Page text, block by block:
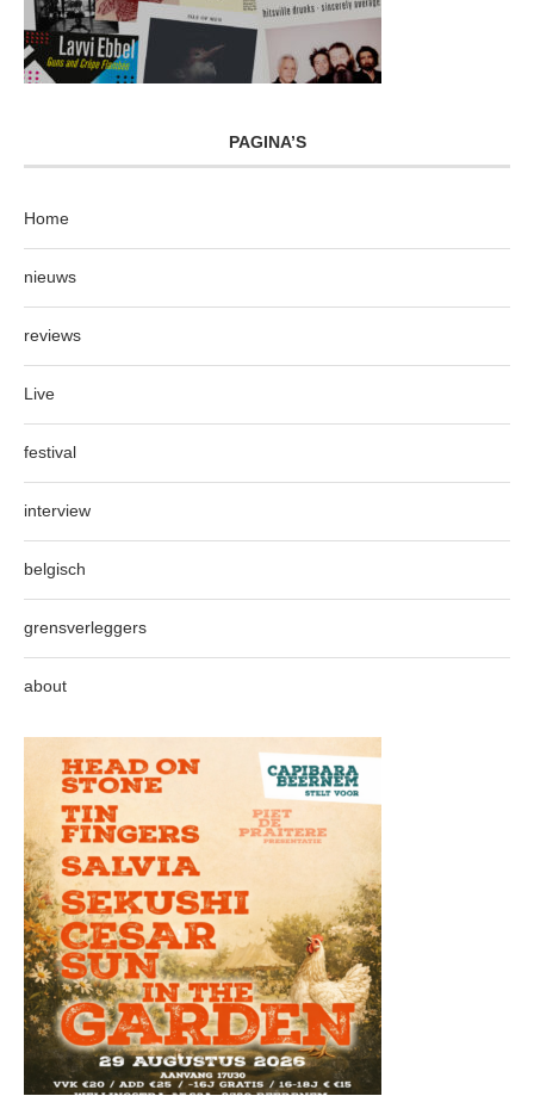
PAGINA’S
Home
nieuws
reviews
Live
festival
interview
belgisch
grensverleggers
about